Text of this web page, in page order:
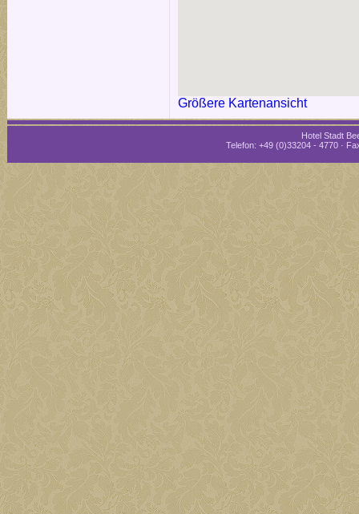
Größere Kartenansicht
Hotel Stadt
Telefon: +49 (0)33204 - 4770 ·